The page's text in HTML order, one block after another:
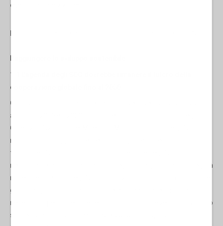
egemonico del XXI secolo.
1.1 L'agenda degli SDG dovrebbe rimanere il fulcro della
cooperazione globale fino al 2050.
Gli SDG sono stati inizialmente fissati per il periodo di quindici
anni tra il 2016 e il 2030, dopo il periodo di quindici anni degli
Obiettivi di Sviluppo del Millennio (MDG). È chiaro che gli SDGs
non saranno raggiunti nel periodo originale. Chiediamo con
forza che il SOTF riconosca il ruolo centrale degli SDG
nell'allineare le politiche nazionali, regionali e globali e si impegni a
rispettare il quadro degli SDG fino al 2050, in modo da rafforzare
gli sforzi già in corso e riconoscere l'orizzonte temporale
necessario per riorientare l'economia mondiale verso lo sviluppo
sostenibile. Il nuovo orizzonte del 2050 non significa un